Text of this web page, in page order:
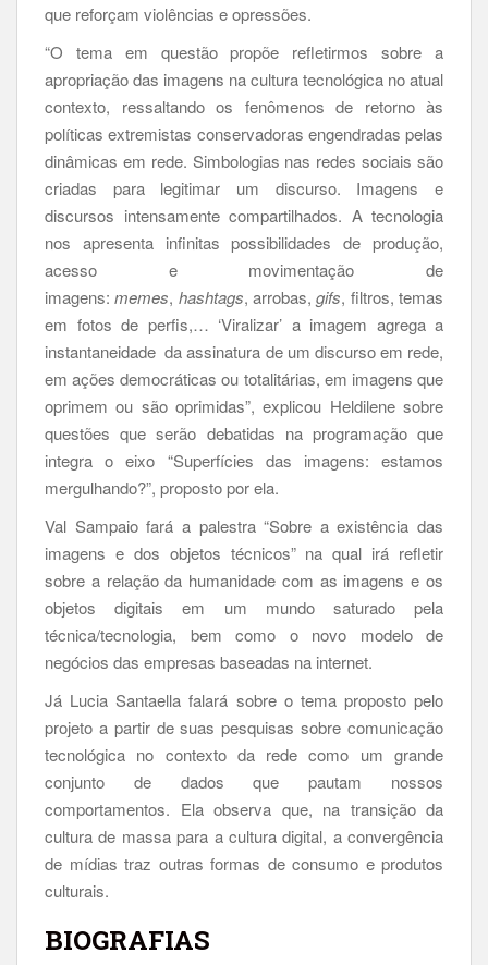
que reforçam violências e opressões.
“O tema em questão propõe refletirmos sobre a
apropriação das imagens na cultura tecnológica no atual
contexto, ressaltando os fenômenos de retorno às
políticas extremistas conservadoras engendradas pelas
dinâmicas em rede. Simbologias nas redes sociais são
criadas para legitimar um discurso. Imagens e
discursos intensamente compartilhados. A tecnologia
nos apresenta infinitas possibilidades de produção,
acesso e movimentação de
imagens:memes, hashtags, arrobas,gifs, filtros, temas
em fotos de perfis,… ‘Viralizar’ a imagem agrega a
instantaneidade da assinatura de um discurso em rede,
em ações democráticas ou totalitárias, em imagens que
oprimem ou são oprimidas”, explicou Heldilene sobre
questões que serão debatidas na programação que
integra o eixo “Superfícies das imagens: estamos
mergulhando?”, proposto por ela.
Val Sampaio fará a palestra “Sobre a existência das
imagens e dos objetos técnicos” na qual irá refletir
sobre a relação da humanidade com as imagens e os
objetos digitais em um mundo saturado pela
técnica/tecnologia, bem como o novo modelo de
negócios das empresas baseadas na internet.
Já Lucia Santaella falará sobre o tema proposto pelo
projeto a partir de suas pesquisas sobre comunicação
tecnológica no contexto da rede como um grande
conjunto de dados que pautam nossos
comportamentos. Ela observa que, na transição da
cultura de massa para a cultura digital, a convergência
de mídias traz outras formas de consumo e produtos
culturais.
BIOGRAFIAS